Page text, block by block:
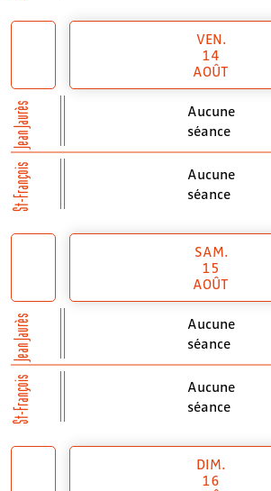
Jean Jaurès
St-François
VEN.
14
AOÛT
Aucune
séance
Aucune
séance
Jean Jaurès
St-François
SAM.
15
AOÛT
Aucune
séance
Aucune
séance
DIM.
16